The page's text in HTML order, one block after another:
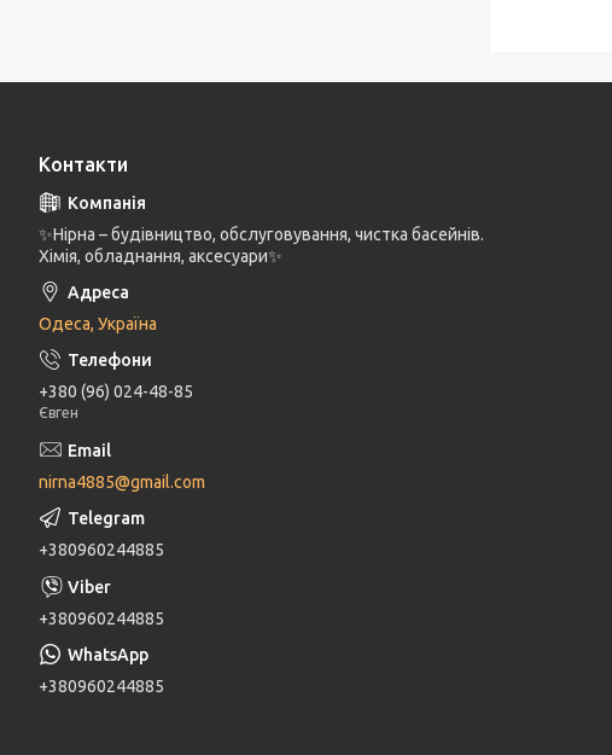
Контакти
✨Нірна – будівництво, обслуговування, чистка басейнів.
Хімія, обладнання, аксесуари✨
Одеса, Україна
+380 (96) 024-48-85
Євген
nirna4885@gmail.com
+380960244885
+380960244885
+380960244885